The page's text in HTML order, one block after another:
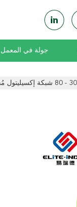
جولة في المعمل